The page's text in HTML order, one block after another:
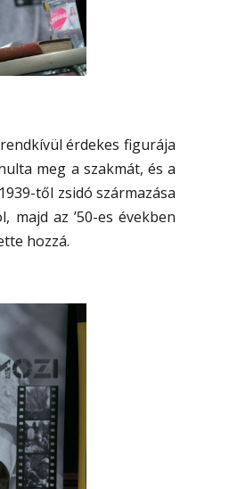
érdekes figurája
meg a szakmát, és a
től zsidó származása
az ’50-es években
hozzá.